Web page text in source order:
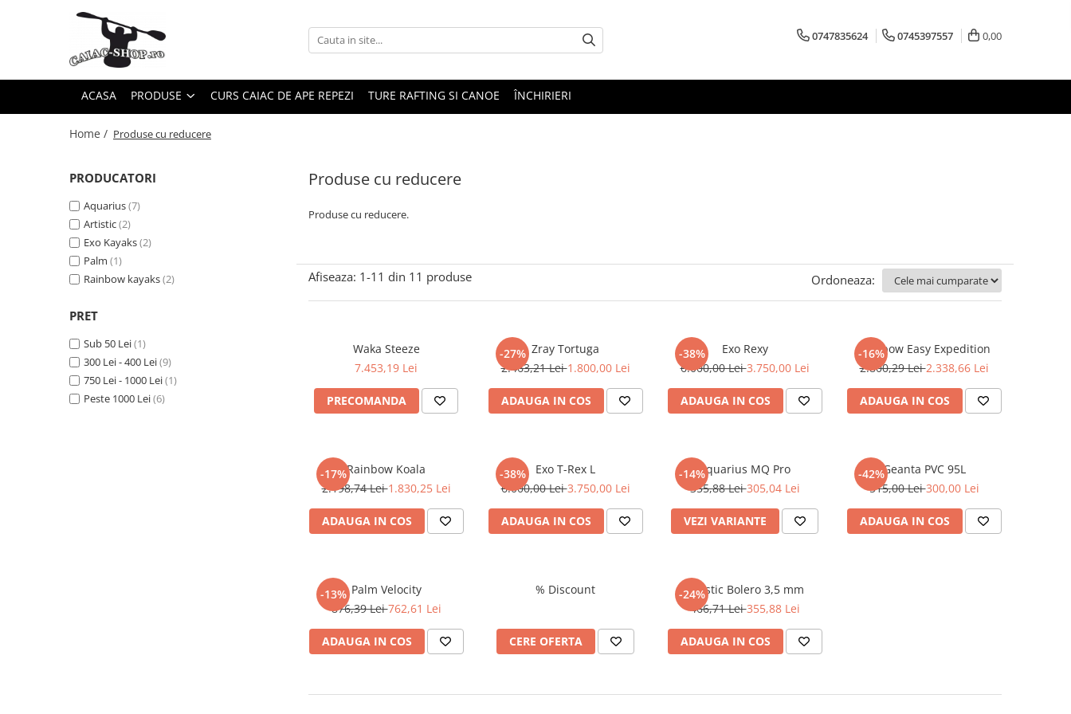
Caiace tandem
Caiace de ape repezi (whitewater)
Caiace sit on top
Bărci gonflabile
Bărci pentru pescuit
Produse cu reducere
0747835624 0745397557 0,00
ACASA PRODUSE CURS CAIAC DE APE REPEZI TURE RAFTING SI CANOE ÎNCHIRIERI
Home / Produse cu reducere
Produse cu reducere
Produse cu reducere.
PRODUCATORI
Aquarius(7)
Artistic(2)
Exo Kayaks(2)
Palm (1)
Rainbow kayaks(2)
PRET
Sub 50 Lei(1)
300 Lei - 400 Lei(9)
750 Lei - 1000 Lei(1)
Peste 1000 Lei(6)
Afiseaza: 1-11 din 11 produse Ordoneaza:
Waka Steeze
7.453,19 Lei
PRECOMANDA
-27% Zray Tortuga
2.463,21 Lei1.800,00 Lei
ADAUGA IN COS
-38%
Exo Rexy
6.000,00 Lei3.750,00 Lei
ADAUGA IN COS
-16%
Rainbow Easy Expedition
2.800,29 Lei2.338,66 Lei
ADAUGA IN COS
-17%Rainbow Koala
2.198,74 Lei1.830,25 Lei
ADAUGA IN COS
-38%
Exo T-Rex L
6.000,00 Lei3.750,00 Lei
ADAUGA IN COS
-14%Aquarius MQ Pro
355,88 Lei305,04 Lei
VEZI VARIANTE
-42%Geanta PVC 95L
515,00 Lei300,00 Lei
ADAUGA IN COS
-13% Palm Velocity
876,39 Lei762,61 Lei
ADAUGA IN COS
% Discount
CERE OFERTA
-24%
Artistic Bolero 3,5 mm
466,71 Lei355,88 Lei
ADAUGA IN COS